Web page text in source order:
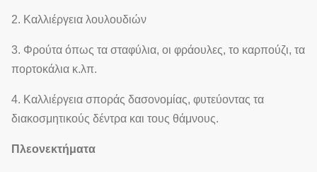
4
που σκιάζει το
εξαερισμού
παράθυρα και
ανεμιστήρες
2. Καλλιέργεια λουλουδιών
3. Φρούτα όπως τα σταφύλια, οι φράουλες, το καρπούζι, τα
πορτοκάλια κ.λπ.
4. Καλλιέργεια σποράς δασονομίας, φυτεύοντας τα
διακοσμητικούς δέντρα και τους θάμνους.
Πλεονεκτήματα